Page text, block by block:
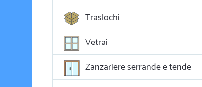
Traslochi
Vetrai
Zanzariere serrande e tende